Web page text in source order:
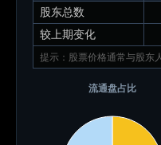
股东总数
较上期变化
提示：股票价格通常与股东
流通盘占比